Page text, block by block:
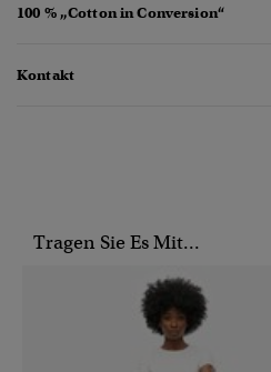
100 % „Cotton in Conversion“
Kontakt
Tragen Sie Es Mit...